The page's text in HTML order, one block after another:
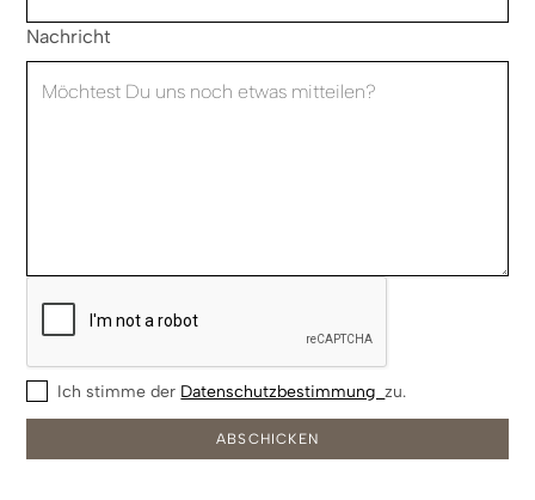
Nachricht
Ich stimme der Datenschutzbestimmungzu.